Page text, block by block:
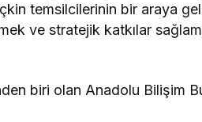
temsilcilerinin bir araya
ve stratejik katkılar
biri olan Anadolu Bilişim